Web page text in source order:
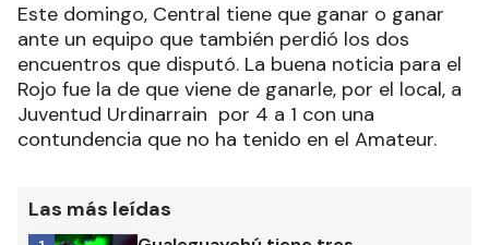
Este domingo, Central tiene que ganar o ganar
ante un equipo que también perdió los dos
encuentros que disputó. La buena noticia para el
Rojo fue la de que viene de ganarle, por el local, a
Juventud Urdinarrain por 4 a 1 con una
contundencia que no ha tenido en el Amateur.
Las más leídas